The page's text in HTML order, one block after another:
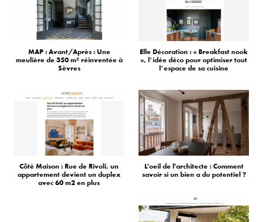
MAP : Avant/Après : Une
meulière de 350 m² réinventée à
Sèvres
Elle Décoration : « Breakfast nook
», l’idée déco pour optimiser tout
l’espace de sa cuisine
Côté Maison : Rue de Rivoli, un
appartement devient un duplex
avec 60 m2 en plus
L'oeil de l'architecte : Comment
savoir si un bien a du potentiel ?